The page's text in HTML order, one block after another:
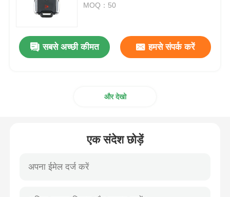
MOQ：50
सबसे अच्छी कीमत हमसे संपर्क करें
और देखो
एक संदेश छोड़ें